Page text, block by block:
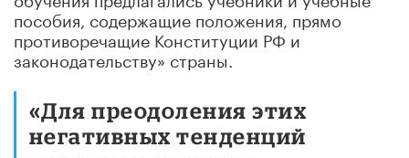
пособия, содержащие положения, прямо
противоречащие Конституции РФ и
законодательству» страны.
«Для преодоления этих
негативных тенденций